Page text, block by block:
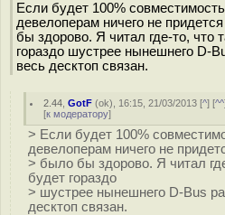
Если будет 100%
девелоперам ничего не
бы здорово. Я читал где-то, что
гораздо шустрее нынешнего D-
весь десктоп связан.
2.44 ,GotF (ok), 16:15, 21/03/2013 [^] [^^
[к модератору]
> Если будет 100%
девелоперам ничего не
> было бы здорово. Я читал
будет гораздо
> шустрее нынешнего D-Bus
десктоп связан.